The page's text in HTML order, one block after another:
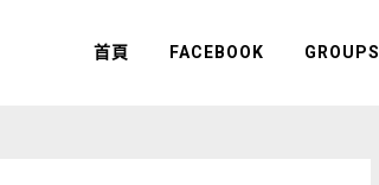
首頁 FACEBOOK GROUPS